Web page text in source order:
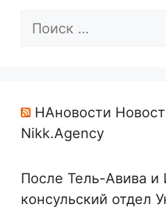
Поиск:
НАновости
Nikk.Agency
После Тель-Авива и
консульский отдел